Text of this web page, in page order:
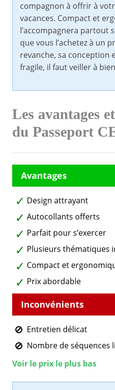
compagnon à offrir à
vacances. Compact et
l’accompagnera partout
que vous l’achetez à un
revanche, sa conception
fragile, il faut veiller à
Les avantages
du Passeport
Design attrayant
Autocollants offerts
Parfait pour s’exercer
Plusieurs thématiques
Compact et
Prix abordable
Entretien délicat
Nombre de séquences
Voir le prix le plus bas